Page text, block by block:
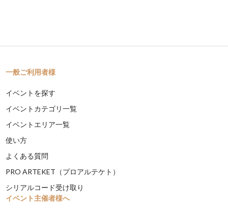
一般ご利用者様
イベントを探す
イベントカテゴリ一覧
イベントエリア一覧
使い方
よくある質問
PRO ARTEKET（プロアルテケト）
シリアルコード受け取り
イベント主催者様へ